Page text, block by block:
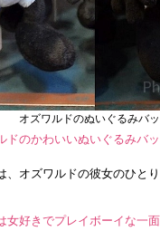
オズワルドのぬいぐるみバ
ドのかわいいぬいぐるみバッ
、オズワルドの彼女のひと
女好きでプレイボーイな一